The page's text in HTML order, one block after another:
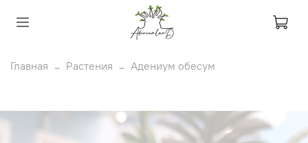
Главная Растения Адениум обесум